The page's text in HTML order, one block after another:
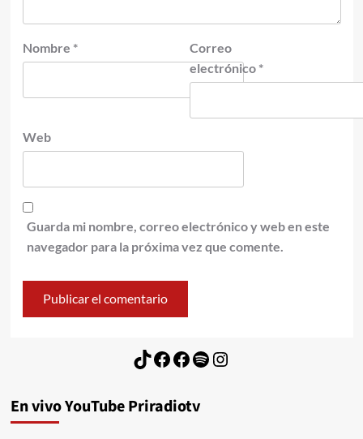
Nombre *
Correo
electrónico *
Web
Guarda mi nombre, correo electrónico y web en este
navegador para la próxima vez que comente.
TikTok
Facebook
Facebook
Spotify
Instagram
En vivo YouTube Priradiotv